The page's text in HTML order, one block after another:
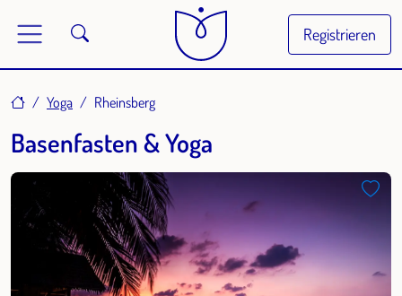
Registrieren
HomeYoga Rheinsberg
Basenfasten & Yoga